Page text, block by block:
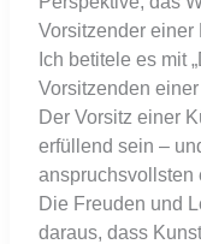
Vorsitzender einer
Ich betitele es mit
Vorsitzenden
Der Vorsitz einer
erfüllend sein –
anspruchsvollsten
Die Freuden und
daraus, dass